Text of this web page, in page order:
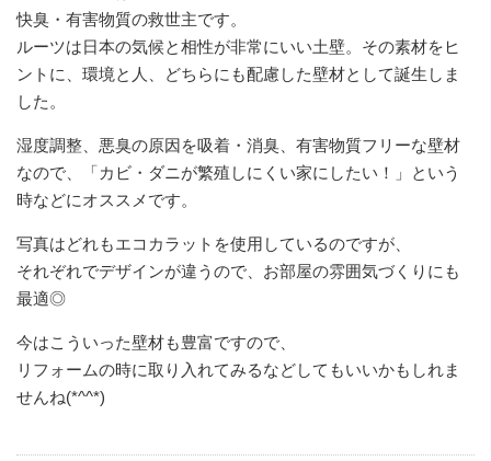
快臭・有害物質の救世主です。
ルーツは日本の気候と相性が非常にいい土壁。その素材をヒ
ントに、環境と人、どちらにも配慮した壁材として誕生しま
した。
湿度調整、悪臭の原因を吸着・消臭、有害物質フリーな壁材
なので、「カビ・ダニが繁殖しにくい家にしたい！」という
時などにオススメです。
写真はどれもエコカラットを使用しているのですが、
それぞれでデザインが違うので、お部屋の雰囲気づくりにも
最適◎
今はこういった壁材も豊富ですので、
リフォームの時に取り入れてみるなどしてもいいかもしれま
せんね(*^^*)